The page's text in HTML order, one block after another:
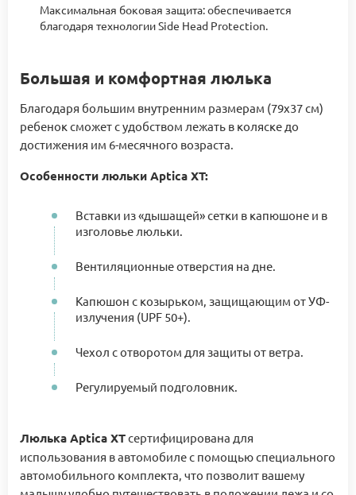
Максимальная боковая защита: обеспечивается
благодаря технологии Side Head Protection.
Большая и комфортная люлька
Благодаря большим внутренним размерам (79x37 см)
ребенок сможет с удобством лежать в коляске до
достижения им 6-месячного возраста.
Особенности люльки Aptica XT:
Вставки из «дышащей» сетки в капюшоне и в
изголовье люльки.
Вентиляционные отверстия на дне.
Капюшон с козырьком, защищающим от УФ-
излучения (UPF 50+).
Чехол с отворотом для защиты от ветра.
Регулируемый подголовник.
Люлька Aptica XTсертифицирована для
использования в автомобиле с помощью специального
автомобильного комплекта, что позволит вашему